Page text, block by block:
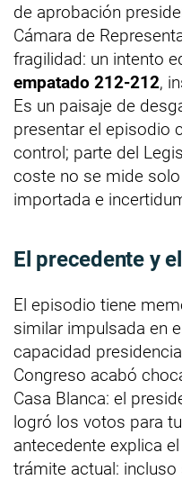
de aprobación
Cámara de
fragilidad: un intento
empatado 212-212,
Es un paisaje de
presentar el episodio
control; parte del
coste no se mide
importada e
El precedente y
El episodio tiene
similar impulsada en
capacidad
Congreso acabó
Casa Blanca: el
logró los votos para
antecedente explica
trámite actual: